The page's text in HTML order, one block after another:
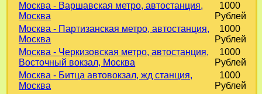
Москва - Варшавская метро, автостанция,
Москва
1000
Рублей
Москва - Партизанская метро, автостанция,
Москва
1000
Рублей
Москва - Черкизовская метро, автостанция,
Восточный вокзал, Москва
1000
Рублей
Москва - Битца автовокзал, жд станция,
Москва
1000
Рублей